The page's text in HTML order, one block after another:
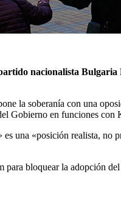
nacionalista
la soberanía con una
Gobierno en funciones
una «posición realista, no
bloquear la adopción